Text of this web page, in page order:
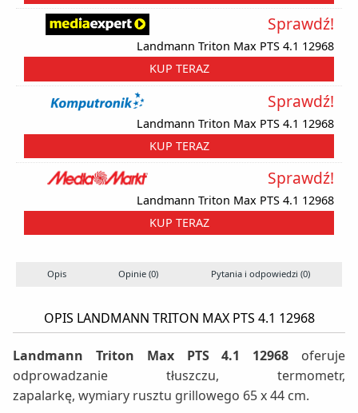
Landmann Triton Max PTS 4.1 12968
Sprawdź!
KUP TERAZ
Landmann Triton Max PTS 4.1 12968
Sprawdź!
KUP TERAZ
Landmann Triton Max PTS 4.1 12968
Sprawdź!
KUP TERAZ
Opis Opinie (0) Pytania i odpowiedzi (0)
OPIS LANDMANN TRITON MAX PTS 4.1 12968
Landmann Triton Max PTS 4.1 12968 oferuje
odprowadzanie tłuszczu, termometr,
zapalarkę, wymiary rusztu grillowego 65 x 44 cm.